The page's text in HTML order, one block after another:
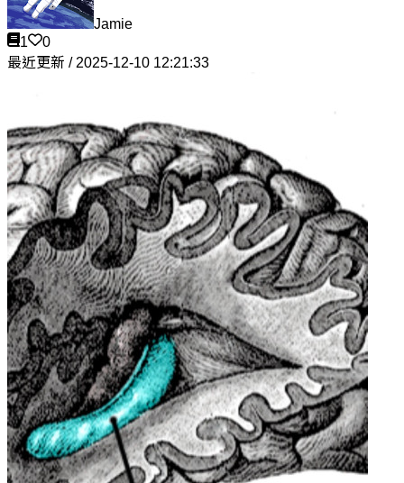
Jamie
1
0
最近更新 / 2025-12-10 12:21:33